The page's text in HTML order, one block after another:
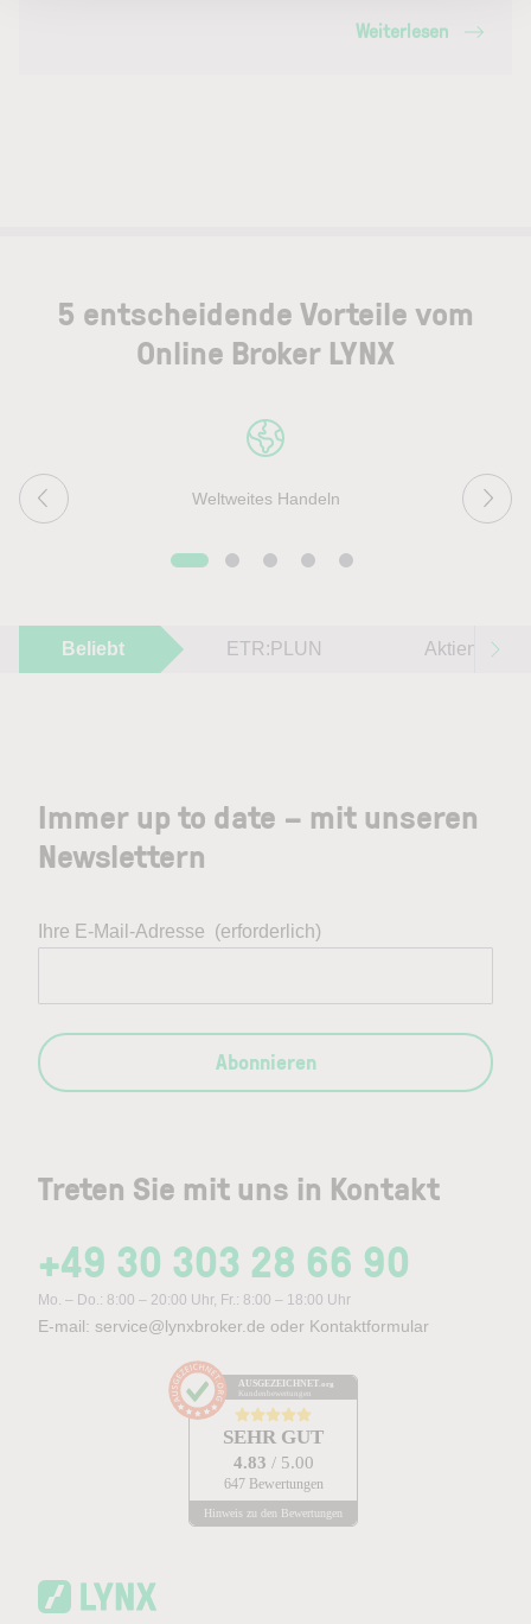
Weiterlesen
5 entscheidende Vorteile vom
Online Broker LYNX
Weltweites Handeln
Beliebt ETR:PLUN Aktien im
Treten Sie mit uns in Kontakt
+49 30 303 28 66 90
Mo. – Do.: 8:00 – 20:00 Uhr, Fr.: 8:00 – 18:00 Uhr
E-mail: service@lynxbroker.de oder Kontaktformular
AUSGEZEICHNET .org
Kundenbewertungen
SEHR GUT
4.83 / 5.00
647 Bewertungen
Hinweis zu den Bewertungen
Immer up to date – mit unseren
Newslettern
Ihre E-Mail-Adresse (erforderlich)
Abonnieren